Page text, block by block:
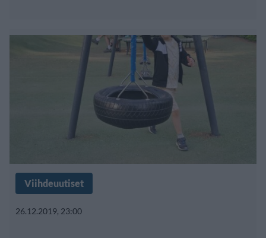
Viihdeuutiset
26.12.2019, 23:00